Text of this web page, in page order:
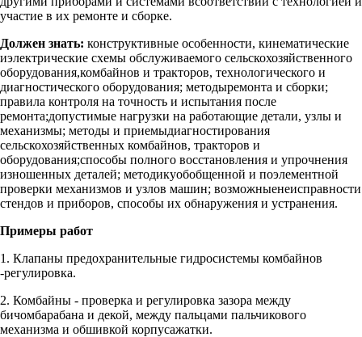
участие в их ремонте и сборке.
Должен знать: конструктивные особенности, кинематические
иэлектрические схемы обслуживаемого сельскохозяйственного
оборудования,комбайнов и тракторов, технологического и
диагностического оборудования; методыремонта и сборки;
правила контроля на точность и испытания после
ремонта;допустимые нагрузки на работающие детали, узлы и
механизмы; методы и приемыдиагностирования
сельскохозяйственных комбайнов, тракторов и
оборудования;способы полного восстановления и упрочнения
изношенных деталей; методикуобобщенной и поэлементной
проверки механизмов и узлов машин; возможныенеисправности
стендов и приборов, способы их обнаружения и устранения.
Примеры работ
1. Клапаны предохранительные гидросистемы комбайнов
-регулировка.
2. Комбайны - проверка и регулировка зазора между
бичомбарабана и декой, между пальцами пальчикового
механизма и обшивкой корпусажатки.